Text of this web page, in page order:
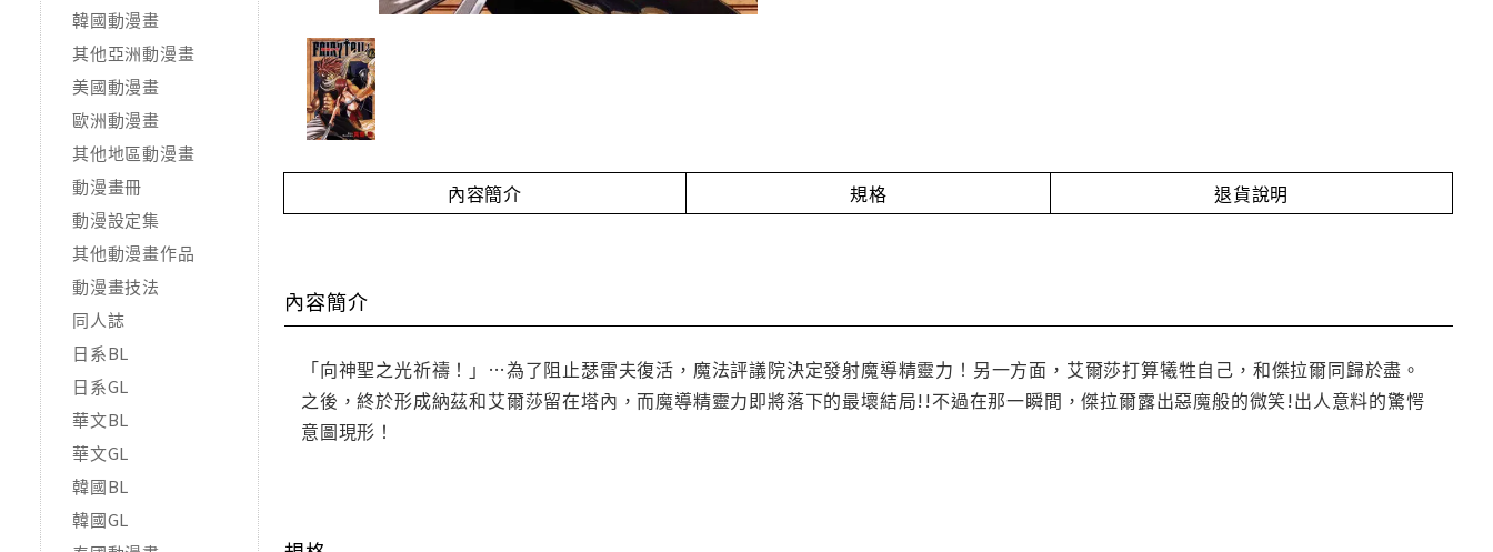
韓國動漫畫
其他亞洲動漫畫
美國動漫畫
歐洲動漫畫
其他地區動漫畫
動漫畫冊
動漫設定集
其他動漫畫作品
動漫畫技法
同人誌
日系BL
日系GL
華文BL
華文GL
韓國BL
韓國GL
內容簡介 規格 退貨說明
內容簡介
「向神聖之光祈禱！」…為了阻止瑟雷夫復活，魔法評議院決定發射魔導精靈力！另一方面，艾爾莎打算犧牲自己，和傑拉爾同歸於盡。
之後，終於形成納茲和艾爾莎留在塔內，而魔導精靈力即將落下的最壞結局!!不過在那一瞬間，傑拉爾露出惡魔般的微笑!出人意料的驚愕
意圖現形！